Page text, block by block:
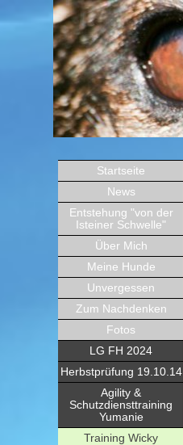
Startseite
News
Entstehung "von der
Isteiner Schwelle"
Über Mich
Meine Hunde
Unvergessen
Zum Nachdenken
Fotos
LG FH 2024
Herbstprüfung 19.10.14
Agility &
Schutzdiensttraining
Yumanie
Training Wicky